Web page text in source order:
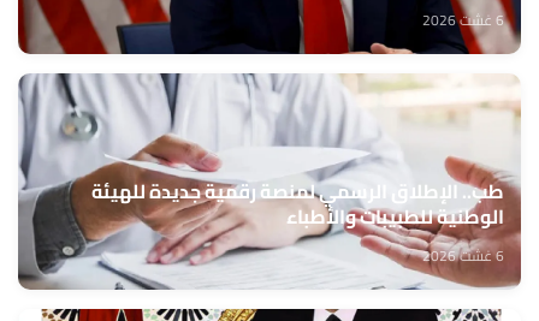
6 غشت 2026
طب.. الإطلاق الرسمي لمنصة رقمية جديدة للهيئة
الوطنية للطبيبات والأطباء
6 غشت 2026